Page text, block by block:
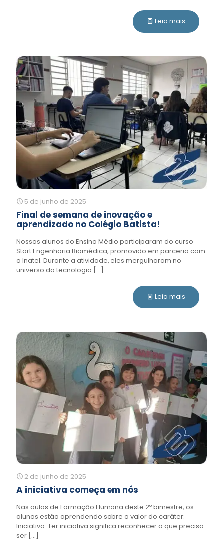
Leia mais
5 de junho de 2025
Final de semana de inovação e
aprendizado no Colégio Batista!
Nossos alunos do Ensino Médio participaram do curso
Start Engenharia Biomédica, promovido em parceria com
o Inatel. Durante a atividade, eles mergulharam no
universo da tecnologia […]
Leia mais
2 de junho de 2025
A iniciativa começa em nós
Nas aulas de Formação Humana deste 2º bimestre, os
alunos estão aprendendo sobre o valor do caráter:
Iniciativa. Ter iniciativa significa reconhecer o que precisa
ser […]